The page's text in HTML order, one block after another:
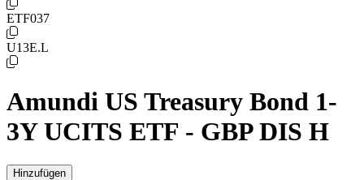
ETF037
U13E.L
Amundi US Treasury Bond 1-
3Y UCITS ETF - GBP DIS H
Hinzufügen